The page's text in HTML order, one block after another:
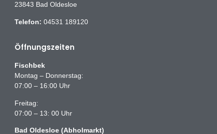
23843 Bad Oldesloe
Telefon: 04531 189120
Öffnungszeiten
Fischbek
Montag – Donnerstag:
07:00 – 16:00 Uhr
Freitag:
07:00 – 13: 00 Uhr
Bad Oldesloe (Abholmarkt)